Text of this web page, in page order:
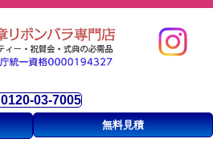
0120-03-7005
無料見積